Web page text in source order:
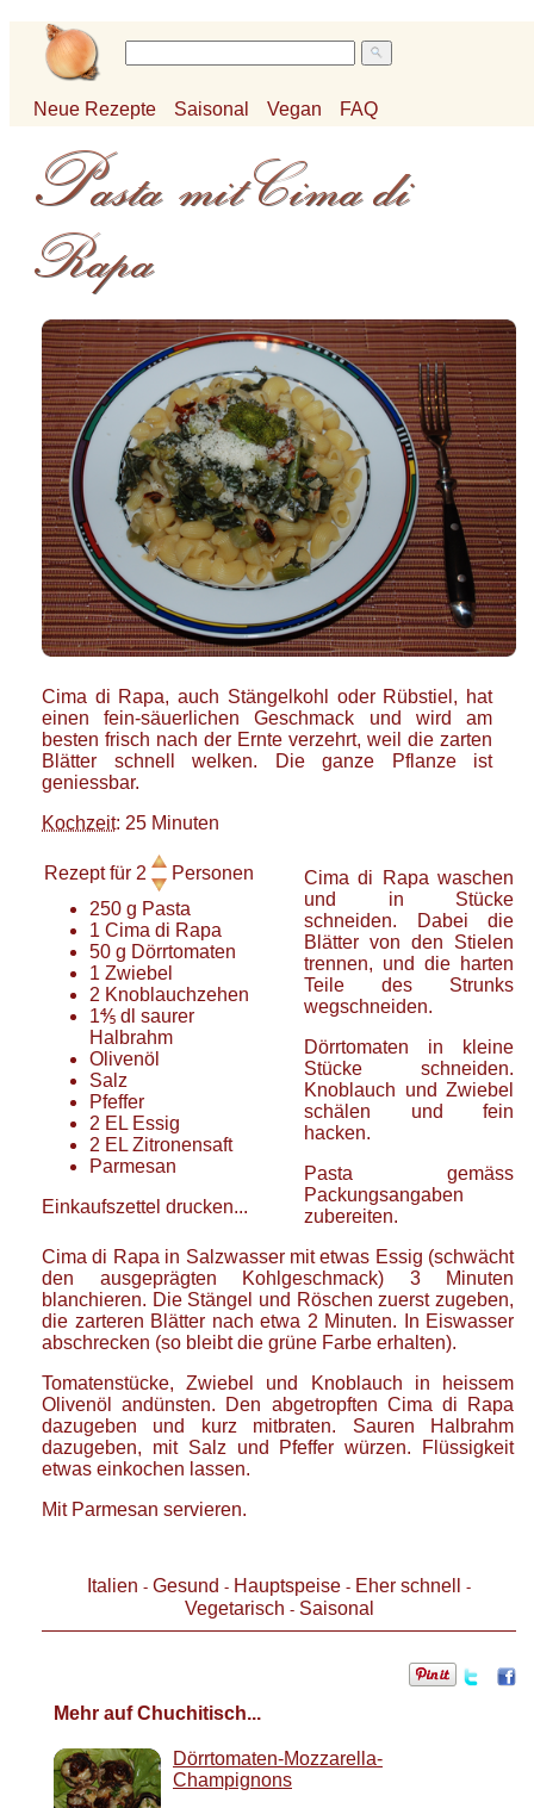
Neue Rezepte Saisonal Vegan FAQ
Cima di Rapa, auch Stängelkohl oder Rübstiel, hat
einen fein-säuerlichen Geschmack und wird am
besten frisch nach der Ernte verzehrt, weil die zarten
Blätter schnell welken. Die ganze Pflanze ist
geniessbar.
Kochzeit: 25 Minuten
Rezept für 2
Personen
250 g Pasta
1 Cima di Rapa
50 g Dörrtomaten
1 Zwiebel
2 Knoblauchzehen
1⅘ dl saurer
Halbrahm
Olivenöl
Salz
Pfeffer
2 EL Essig
2 EL Zitronensaft
Parmesan
Einkaufszettel drucken...
Cima di Rapa waschen
und in Stücke
schneiden. Dabei die
Blätter von den Stielen
trennen, und die harten
Teile des Strunks
wegschneiden.
Dörrtomaten in kleine
Stücke schneiden.
Knoblauch und Zwiebel
schälen und fein
hacken.
Pasta gemäss
Packungsangaben
zubereiten.
Cima di Rapa in Salzwasser mit etwas Essig (schwächt
den ausgeprägten Kohlgeschmack) 3 Minuten
blanchieren. Die Stängel und Röschen zuerst zugeben,
die zarteren Blätter nach etwa 2 Minuten. In Eiswasser
abschrecken (so bleibt die grüne Farbe erhalten).
Tomatenstücke, Zwiebel und Knoblauch in heissem
Olivenöl andünsten. Den abgetropften Cima di Rapa
dazugeben und kurz mitbraten. Sauren Halbrahm
dazugeben, mit Salz und Pfeffer würzen. Flüssigkeit
etwas einkochen lassen.
Mit Parmesan servieren.
Italien - Gesund - Hauptspeise - Eher schnell -
Vegetarisch - Saisonal
Mehr auf Chuchitisch...
Dörrtomaten-Mozzarella-
Champignons